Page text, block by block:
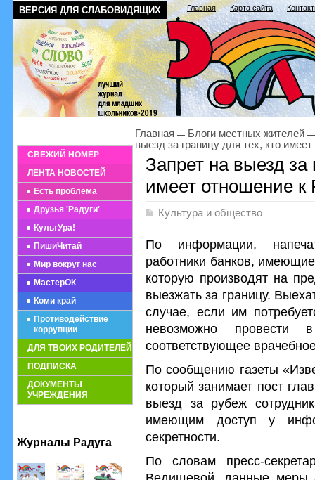
ВЕРСИЯ ДЛЯ СЛАБОВИДЯЩИХ Главная Карта сайта
СВЕЖИЙ НОМЕР
ЛЕНТА НОВОСТЕЙ
Есть проблема
Друзья 'Радуги'
КультУра!
ПишиЧитай
Мир вокруг нас
МастерОК
Коми край
Противодействие
коррупции
ДЛЯ ТВОИХ РОДИТЕЛЕЙ
ПОДПИСКА
ДОКУМЕНТЫ
УЧРЕЖДЕНИЯ
Журналы Радуга
Главная
Блоги местных жителей
выезд за границу для тех, кто
Запрет на выезд за
имеет отношение к
Культура и общество
По информации,
работники банков,
которую производят на
выезжать за границу.
случае, если им
невозможно
соответствующее
По сообщению газеты
который занимает пост
выезд за рубеж
имеющим доступ у
секретности.
По словам пресс-